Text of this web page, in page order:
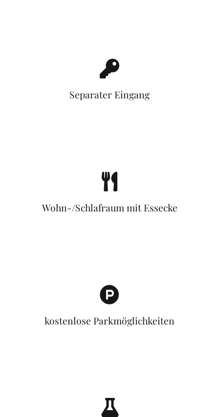
Separater Eingang
Wohn-/Schlafraum mit Essecke
kostenlose Parkmöglichkeiten